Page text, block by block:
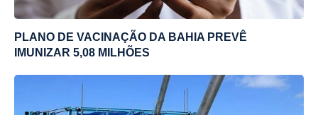
PLANO DE VACINAÇÃO DA BAHIA PREVÊ
IMUNIZAR 5,08 MILHÕES